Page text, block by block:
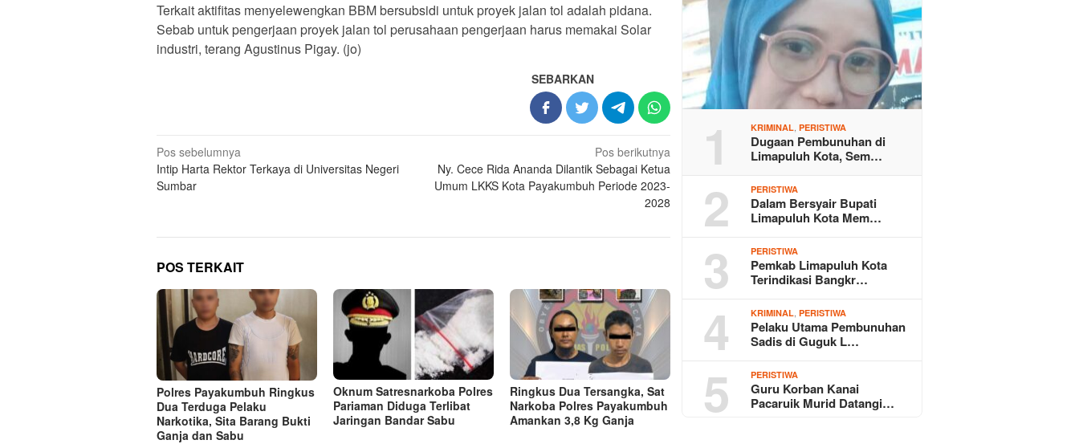
Terkait aktifitas menyelewengkan BBM bersubsidi untuk proyek jalan tol adalah pidana.
Sebab untuk pengerjaan proyek jalan tol perusahaan pengerjaan harus memakai Solar
industri, terang Agustinus Pigay. (jo)
SEBARKAN
Navigasi
pos
Pos sebelumnya
Intip Harta Rektor Terkaya di Universitas Negeri
Sumbar
Pos berikutnya
Ny. Cece Rida Ananda Dilantik Sebagai Ketua
Umum LKKS Kota Payakumbuh Periode 2023-
2028
POS TERKAIT
Polres Payakumbuh Ringkus
Dua Terduga Pelaku
Narkotika, Sita Barang Bukti
Ganja dan Sabu
Oknum Satresnarkoba Polres
Pariaman Diduga Terlibat
Jaringan Bandar Sabu
Ringkus Dua Tersangka, Sat
Narkoba Polres Payakumbuh
Amankan 3,8 Kg Ganja
1 KRIMINAL,PERISTIWA
Dugaan Pembunuhan di
Limapuluh Kota, Sem…
2 PERISTIWA
Dalam Bersyair Bupati
Limapuluh Kota Mem…
3 PERISTIWA
Pemkab Limapuluh Kota
Terindikasi Bangkr…
4 KRIMINAL,PERISTIWA
Pelaku Utama Pembunuhan
Sadis di Guguk L…
5 PERISTIWA
Guru Korban Kanai
Pacaruik Murid Datangi…